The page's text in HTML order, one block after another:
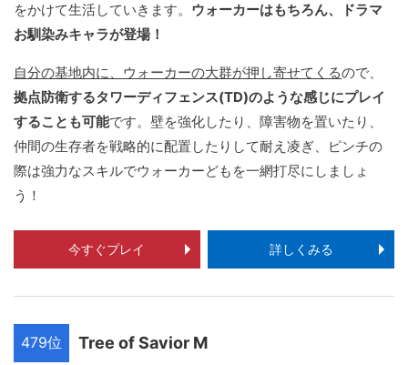
をかけて生活していきます。 ウォーカーはもちろん、ドラマ
お馴染みキャラが登場！
自分の基地内に、ウォーカーの大群が押し寄せてくるので、
拠点防衛するタワーディフェンス(TD)のような感じにプレイ
することも可能です。壁を強化したり、障害物を置いたり、
仲間の生存者を戦略的に配置したりして耐え凌ぎ、ピンチの
際は強力なスキルでウォーカーどもを一網打尽にしましょ
う！
今すぐプレイ 詳しくみる
479位 Tree of Savior M